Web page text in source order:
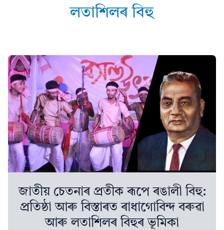
লতাশিলৰ বিহু
জাতীয় চেতনাৰ প্ৰতীক ৰূপে ৰঙালী বিহু:
প্ৰতিষ্ঠা আৰু বিস্তাৰত ৰাধাগোবিন্দ বৰুৱা
আৰু লতাশিলৰ বিহুৰ ভূমিকা